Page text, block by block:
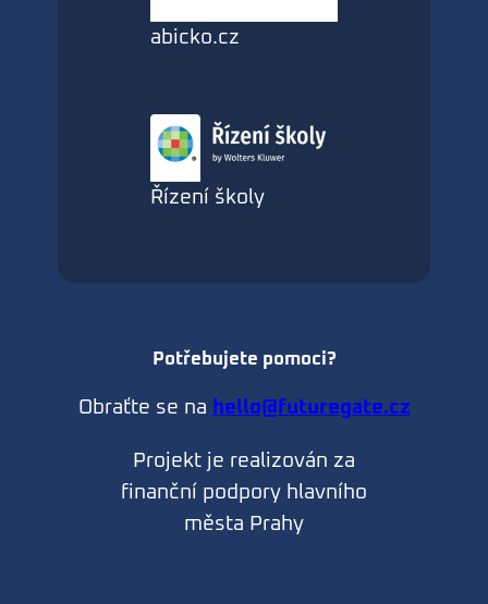
abicko.cz
Řízení školy
Potřebujete pomoci?
Obraťte se na hello@futuregate.cz
Projekt je realizován za
finanční podpory hlavního
města Prahy